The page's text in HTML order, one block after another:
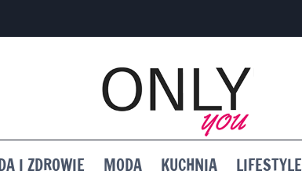
I ZDROWIE MODA KUCHNIA LIFESTYLE